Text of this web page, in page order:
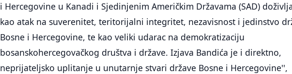
i Hercegovine u Kanadi i Sjedinjenim Američkim Državama (SAD)
kao atak na suverenitet, teritorijalni integritet, nezavisnost i jedinstvo
Bosne i Hercegovine, te kao veliki udarac na demokratizaciju
bosanskohercegovačkog društva i države. Izjava Bandića je i direktno,
neprijateljsko uplitanje u unutarnje stvari države Bosne i Hercegovine'',